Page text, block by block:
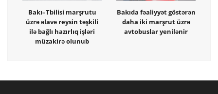
Bakı–Tbilisi marşrutu
üzrə əlavə reysin təşkili
ilə bağlı hazırlıq işləri
müzakirə olunub
Bakıda fəaliyyət göstərən
daha iki marşrut üzrə
avtobuslar yenilənir